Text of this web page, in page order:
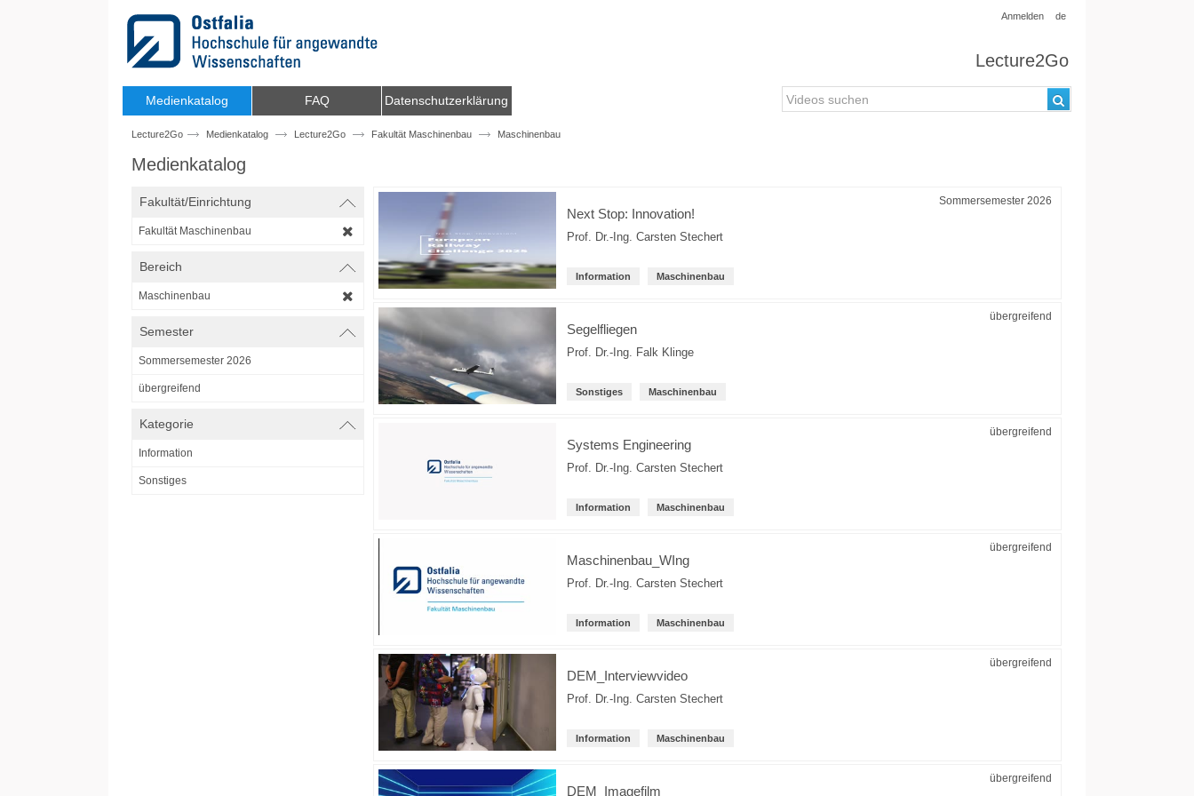
Anmelden de
Lecture2Go
Medienkatalog FAQ Datenschutzerklärung
Lecture2Go Medienkatalog Lecture2Go Fakultät Maschinenbau Maschinenbau
Medienkatalog
Fakultät/Einrichtung
Fakultät Maschinenbau
Bereich
Maschinenbau
Semester
Sommersemester 2026
übergreifend
Kategorie
Information
Sonstiges
Sommersemester 2026
Next Stop: Innovation!
Prof. Dr.-Ing. Carsten Stechert
Information Maschinenbau
übergreifend
Segelfliegen
Prof. Dr.-Ing. Falk Klinge
Sonstiges Maschinenbau
übergreifend
Systems Engineering
Prof. Dr.-Ing. Carsten Stechert
Information Maschinenbau
übergreifend
Maschinenbau_WIng
Prof. Dr.-Ing. Carsten Stechert
Information Maschinenbau
übergreifend
DEM_Interviewvideo
Prof. Dr.-Ing. Carsten Stechert
Information Maschinenbau
übergreifend
DEM_Imagefilm